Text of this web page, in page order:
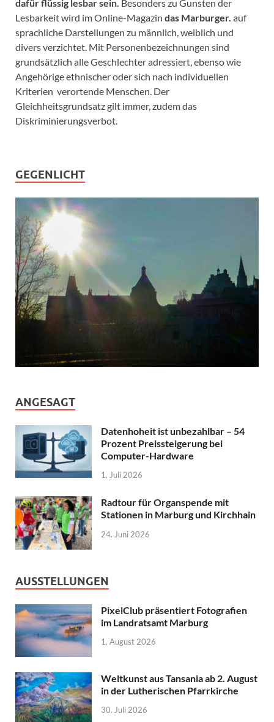
dafür flüssig lesbar sein. Besonders zu Gunsten der
Lesbarkeit wird im Online-Magazin das Marburger. auf
sprachliche Darstellungen zu männlich, weiblich und
divers verzichtet. Mit Personenbezeichnungen sind
grundsätzlich alle Geschlechter adressiert, ebenso wie
Angehörige ethnischer oder sich nach individuellen
Kriterien verortende Menschen. Der
Gleichheitsgrundsatz gilt immer, zudem das
Diskriminierungsverbot.
GEGENLICHT
ANGESAGT
Datenhoheit ist unbezahlbar – 54
Prozent Preissteigerung bei
Computer-Hardware
1. Juli 2026
Radtour für Organspende mit
Stationen in Marburg und Kirchhain
24. Juni 2026
AUSSTELLUNGEN
PixelClub präsentiert Fotografien
im Landratsamt Marburg
1. August 2026
Weltkunst aus Tansania ab 2. August
in der Lutherischen Pfarrkirche
30. Juli 2026